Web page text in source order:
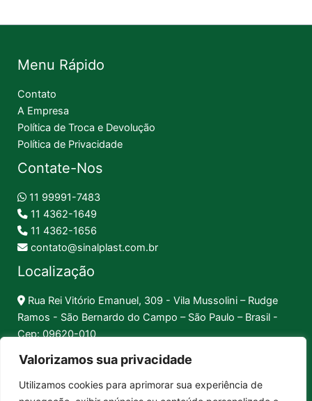
Valorizamos sua privacidade
Utilizamos cookies para aprimorar sua experiência de
Menu Rápido
Contato
A Empresa
Política de Troca e Devolução
Política de Privacidade
Contate-Nos
11 99991-7483
11 4362-1649
11 4362-1656
contato@sinalplast.com.br
Localização
Rua Rei Vitório Emanuel, 309 - Vila Mussolini – Rudge
Ramos - São Bernardo do Campo – São Paulo – Brasil -
Cep: 09620-010